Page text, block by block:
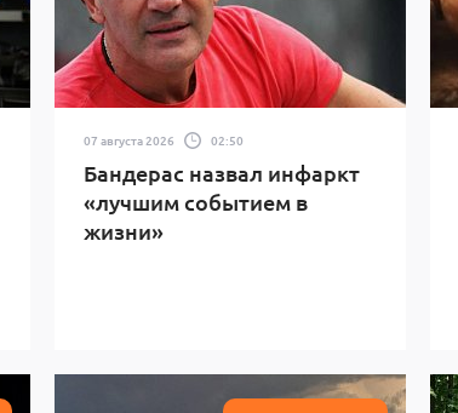
07 августа 2026 02:50
Бандерас назвал инфаркт
«лучшим событием в
жизни»